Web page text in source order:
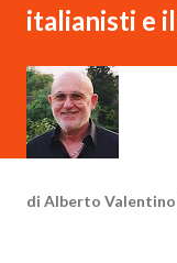
italianisti e
di Alberto Valentino